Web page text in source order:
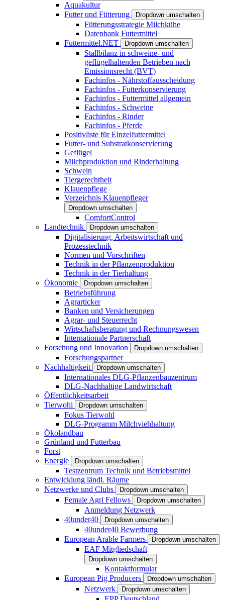
Aquakultur
Futter und Fütterung
Dropdown umschalten
Fütterungsstrategie Milchkühe
Datenbank Futtermittel
Futtermittel.NET
Dropdown umschalten
Stallbilanz in schweine- und
geflügelhaltenden Betrieben nach
Emissionsrecht (BVT)
Fachinfos - Nährstoffausscheidung
Fachinfos - Futterkonservierung
Fachinfos - Futtermittel allgemein
Fachinfos - Schweine
Fachinfos - Rinder
Fachinfos - Pferde
Positivliste für Einzelfuttermittel
Futter- und Substratkonservierung
Geflügel
Milchproduktion und Rinderhaltung
Schwein
Tiergerechtheit
Klauenpflege
Verzeichnis Klauenpfleger
Dropdown umschalten
ComfortControl
Landtechnik
Dropdown umschalten
Digitalisierung, Arbeitswirtschaft und
Prozesstechnik
Normen und Vorschriften
Technik in der Pflanzenproduktion
Technik in der Tierhaltung
Ökonomie
Dropdown umschalten
Betriebsführung
Agrarticker
Banken und Versicherungen
Agrar- und Steuerrecht
Wirtschaftsberatung und Rechnungswesen
Internationale Partnerschaft
Forschung und Innovation
Dropdown umschalten
Forschungspartner
Nachhaltigkeit
Dropdown umschalten
Internationales DLG-Pflanzenbauzentrum
DLG-Nachhaltige Landwirtschaft
Öffentlichkeitsarbeit
Tierwohl
Dropdown umschalten
Fokus Tierwohl
DLG-Programm Milchviehhaltung
Ökolandbau
Grünland und Futterbau
Forst
Energie
Dropdown umschalten
Testzentrum Technik und Betriebsmittel
Entwicklung ländl. Räume
Netzwerke und Clubs
Dropdown umschalten
Female Agri Fellows Dropdown umschalten
Anmeldung Netzwerk
40under40
Dropdown umschalten
40under40 Bewerbung
European Arable Farmers
Dropdown umschalten
EAF Mitgliedschaft
Dropdown umschalten
Kontaktformular
European Pig Producers
Dropdown umschalten
Netzwerk Dropdown umschalten